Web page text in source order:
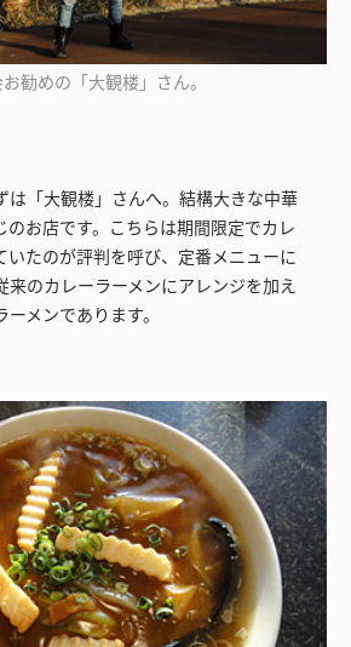
勧めの「大観楼」さん。
は「大観楼」さんへ。結構大きな中華
のお店です。こちらは期間限定でカレ
いたのが評判を呼び、定番メニューに
来のカレーラーメンにアレンジを加え
メンであります。